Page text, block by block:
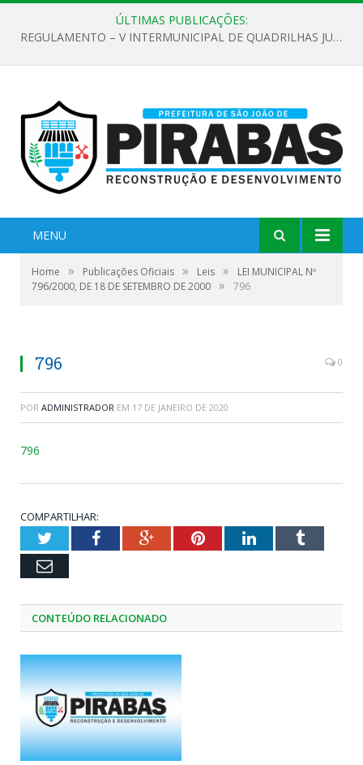
ÚLTIMAS PUBLICAÇÕES:
REGULAMENTO – V INTERMUNICIPAL DE QUADRILHAS JUNINAS 2026
MENU
Home » Publicações Oficiais » Leis »
LEI MUNICIPAL Nº
796/2000, DE 18 DE SETEMBRO DE 2000 » 796
796 0
POR ADMINISTRADOR EM 17 DE JANEIRO DE 2020
796
COMPARTILHAR:
TwitterFacebookGoogle+PinterestLinkedInTumblr
Email
CONTEÚDO RELACIONADO